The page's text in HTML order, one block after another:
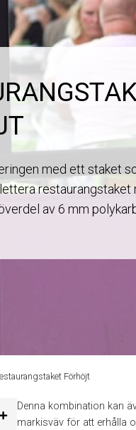
med ett staket
restaurangstaket
av 6 mm
Förhöjt
Denna kombination kan
markisväv för att erhålla